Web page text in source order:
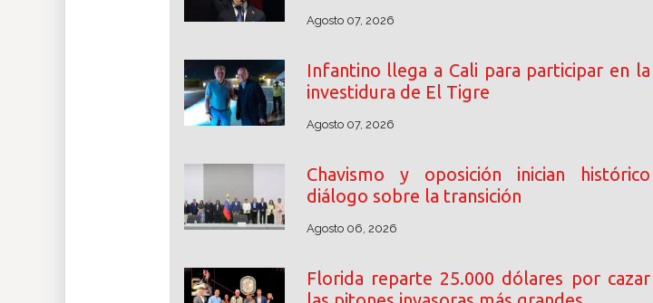
Agosto 07, 2026
Infantino llega a Cali para participar en la
investidura de El Tigre
Agosto 07, 2026
Chavismo y oposición inician histórico
diálogo sobre la transición
Agosto 06, 2026
Florida reparte 25.000 dólares por cazar